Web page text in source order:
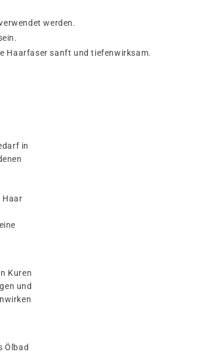
werden.
Haarfaser sanft und tiefenwirksam.
in
Haar
Kuren
und
Ölbad